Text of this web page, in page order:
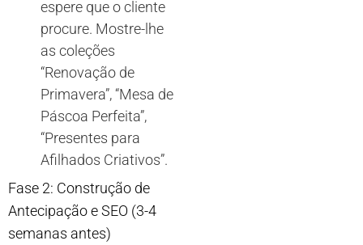
espere que o cliente
procure. Mostre-lhe
as coleções
“Renovação de
Primavera”, “Mesa de
Páscoa Perfeita”,
“Presentes para
Afilhados Criativos”.
Fase 2: Construção de
Antecipação e SEO (3-4
semanas antes)